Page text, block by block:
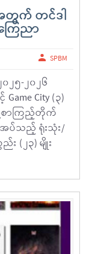
အတွက် တင်ဒါ
ြေညာ
SPBM
၂၅-၂၀၂၆
City (၃)
စာကြည့်တိုက်
ပ်သည့် ရုံးသုံး/
း (၂၃) မျိုး